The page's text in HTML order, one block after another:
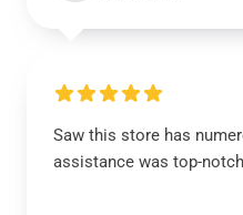
Saw this store has
assistance was top-